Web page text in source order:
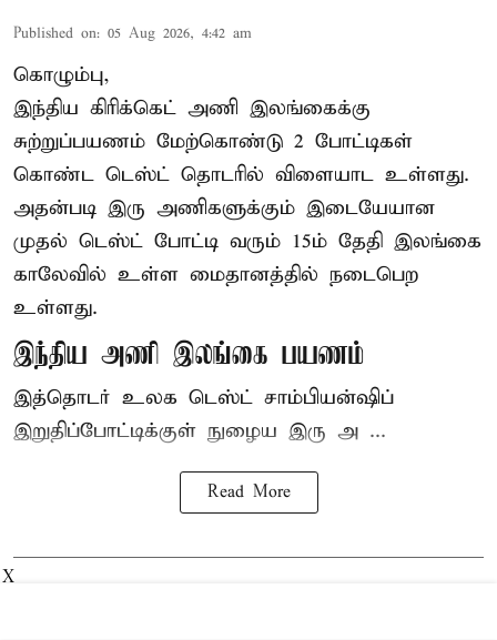
Published on: 05 Aug 2026, 4:42 am
கொழும்பு,
இந்திய கிரிக்கெட் அணி இலங்கைக்கு
சுற்றுப்பயணம் மேற்கொண்டு 2 போட்டிகள்
கொண்ட டெஸ்ட் தொடரில் விளையாட உள்ளது.
அதன்படி இரு அணிகளுக்கும் இடையேயான
முதல் டெஸ்ட் போட்டி வரும் 15ம் தேதி இலங்கை
காலேவில் உள்ள மைதானத்தில் நடைபெற
உள்ளது.
இந்திய அணி இலங்கை பயணம்
இத்தொடர் உலக டெஸ்ட் சாம்பியன்ஷிப்
இறுதிப்போட்டிக்குள் நுழைய இரு அ ...
Read More
X